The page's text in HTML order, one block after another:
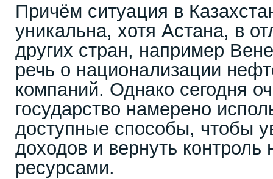
Причём ситуация в
уникальна, хотя Астана, в
других стран, например
речь о национализации
компаний. Однако сегодня
государство намерено
доступные способы, чтобы
доходов и вернуть контроль
ресурсами.